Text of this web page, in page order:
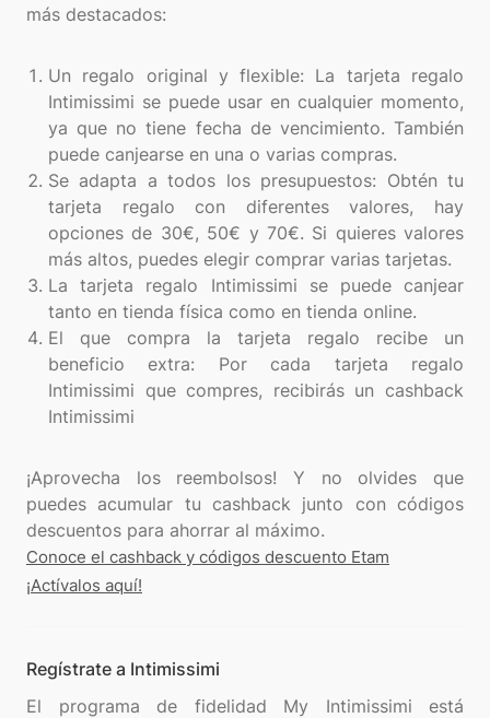
más destacados:
Un regalo original y flexible: La tarjeta regalo
Intimissimi se puede usar en cualquier momento,
ya que no tiene fecha de vencimiento. También
puede canjearse en una o varias compras.
Se adapta a todos los presupuestos: Obtén tu
tarjeta regalo con diferentes valores, hay
opciones de 30€, 50€ y 70€. Si quieres valores
más altos, puedes elegir comprar varias tarjetas.
La tarjeta regalo Intimissimi se puede canjear
tanto en tienda física como en tienda online.
El que compra la tarjeta regalo recibe un
beneficio extra: Por cada tarjeta regalo
Intimissimi que compres, recibirás un cashback
Intimissimi
¡Aprovecha los reembolsos! Y no olvides que
puedes acumular tu cashback junto con códigos
Conoce el cashback y códigos descuento Etam
¡Actívalos aquí!
Regístrate a Intimissimi
El programa de fidelidad My Intimissimi está